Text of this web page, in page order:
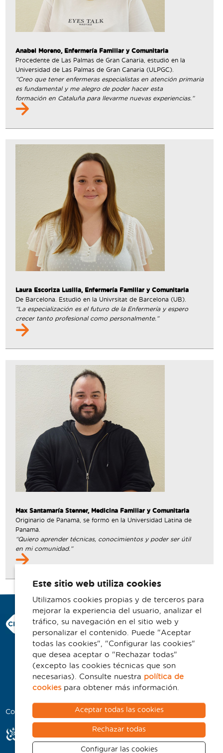
Anabel Moreno, Enfermería Familiar y Comunitaria
Procedente de Las Palmas de Gran Canaria, estudió en la
Universidad de Las Palmas de Gran Canaria (ULPGC).
”Creo que tener enfermeras especialistas en atención primaria
es fundamental y me alegro de poder hacer esta
formación en Cataluña para llevarme nuevas experiencias.”
Laura Escoriza Lusilla, Enfermería Familiar y Comunitaria
De Barcelona. Estudió en la Univrsitat de Barcelona (UB).
“La especialización es el futuro de la Enfermería y espero
crecer tanto profesional como personalmente.”
Max Santamaría Stenner, Medicina Familiar y Comunitaria
Originario de Panamá, se formó en la Universidad Latina de
Panamá.
“Quiero aprender técnicas, conocimientos y poder ser útil
en mi comunidad.”
Consorci Hospitalari de Vic
Carrer Francesc Pla 'El Vigatà', 1
08500 Vic
Telefono 93 702 77 16
Contacto
Aviso legal
Política de cookies
Colaboradores
Este sitio web utiliza cookies
Utilizamos cookies propias y de terceros para
mejorar la experiencia del usuario, analizar el
tráfico, su navegación en el sitio web y
personalizar el contenido. Puede "Aceptar
todas las cookies", "Configurar las cookies"
que desea aceptar o "Rechazar todas"
(excepto las cookies técnicas que son
necesarias). Consulte nuestra política de
cookiespara obtener más información.
Aceptar todas las cookies
Rechazar todas
Configurar las cookies